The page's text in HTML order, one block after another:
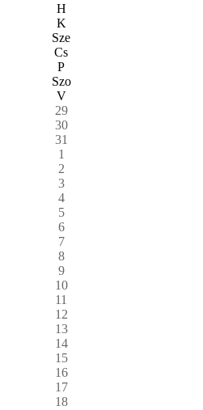
H
K
Sze
Cs
P
Szo
V
29
30
31
1
2
3
4
5
6
7
8
9
10
11
12
13
14
15
16
17
18